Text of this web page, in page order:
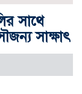
সাথে
সাক্ষাৎ